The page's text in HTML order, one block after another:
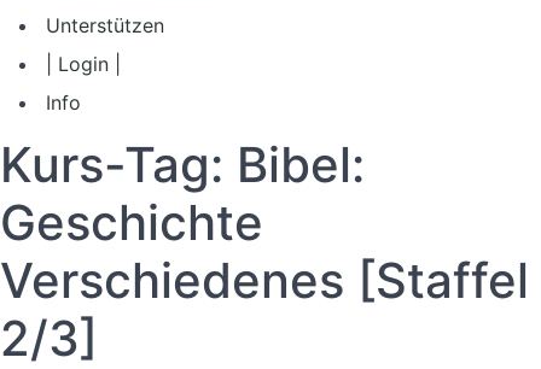
Unterstützen
| Login |
Info
Kurs-Tag: Bibel:
Geschichte
Verschiedenes [Staffel
2/3]